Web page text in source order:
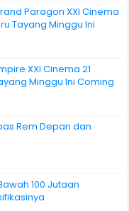
Paragon XXI Cinema
Tayang Minggu Ini
XXI Cinema 21
Minggu Ini Coming
Rem Depan dan
100 Jutaan